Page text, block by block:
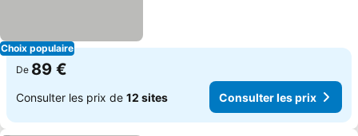
Choix populaire
De 89 €
Consulter les prix de 12 sites Consulter les prix